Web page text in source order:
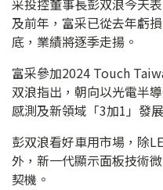
采投控董事長彭双浪今天
及前年，富采已從去年虧
底，業績將逐季走揚。
富采參加2024 Touch
双浪指出，朝向以光電半
感測及新領域「3加1」發
彭双浪看好車用市場，除
外，新一代顯示面板技術
契機。